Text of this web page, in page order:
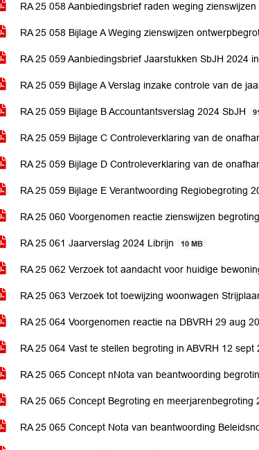
RA 25 058 Aanbiedingsbrief raden weging
RA 25 058 Bijlage A Weging zienswijzen
RA 25 059 Aanbiedingsbrief Jaarstukken SbJH 2024
RA 25 059 Bijlage A Verslag inzake controle van de
RA 25 059 Bijlage B Accountantsverslag 2024 SbJH
RA 25 059 Bijlage C Controleverklaring van de
RA 25 059 Bijlage D Controleverklaring van de
RA 25 059 Bijlage E Verantwoording Regiobegroting
RA 25 060 Voorgenomen reactie zienswijzen
RA 25 061 Jaarverslag 2024 Librijn 10 MB
RA 25 062 Verzoek tot aandacht voor huidige
RA 25 063 Verzoek tot toewijzing woonwagen
RA 25 064 Voorgenomen reactie na DBVRH 29 aug
RA 25 064 Vast te stellen begroting in ABVRH 12 sept
RA 25 065 Concept nNota van beantwoording
RA 25 065 Concept Begroting en meerjarenbegroting
RA 25 065 Concept Nota van beantwoording